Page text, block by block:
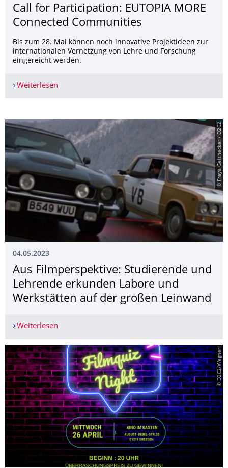
Call for Participation: EUTOPIA MORE
Connected Communities
Bis zum 28. Mai können noch innovative Projektideen zur
internationalen Vernetzung von Lehre und Forschung
eingereicht werden.
Weiterlesen
© Freya Geishecker / D2C2
04.05.2023
Aus Filmperspektive: Studierende und
Lehrende erkunden Labore und
Werkstätten auf der großen Leinwand
Weiterlesen
© D2C2/Wegner